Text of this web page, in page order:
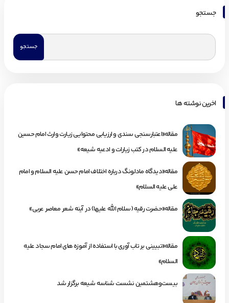
جستجو
اخرین نوشته ها
مقاله«اعتبارسنجی سندی و ارزیابی محتوایی زیارت وارث امام حسین
علیه السلام در کتب زیارات و ادعیه شیعه»
مقاله«دیدگاه مادلونگ درباره اختلاف امام حسن علیه السلام و امام
علی علیه السلام»
مقاله«حضرت رقیه (سلام الله علیها) در آینه شعر معاصر عربی»
مقاله«تبیینی بر تاب آوری با استفاده از آموزه های امام سجاد علیه
السلام»
بیست‌وهشتمین نشست شناسه شیعه برگزار شد